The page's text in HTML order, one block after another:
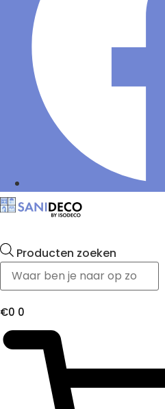
Producten zoeken
€0 0